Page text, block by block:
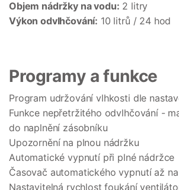
Objem nádržky na vodu: 2 litry
Výkon odvlhčování: 10 litrů / 24 hod
Programy a funkce
Program udržování vlhkosti dle
Funkce nepřetržitého odvlhčování -
do naplnění zásobníku
Upozornění na plnou nádržku
Automatické vypnutí při plné nádržce
Časovač automatického vypnutí až
Nastavitelná rychlost foukání